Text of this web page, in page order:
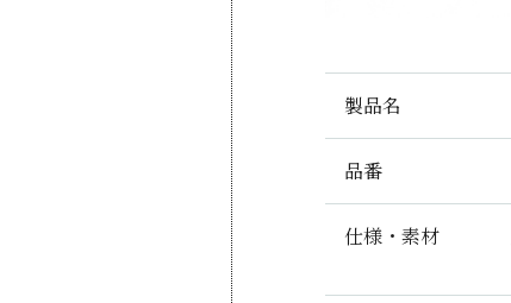
製品名
品番
仕様・素材